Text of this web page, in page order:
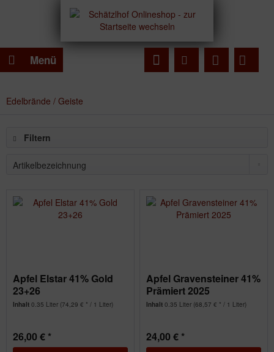
Menü
Edelbrände / Geiste
Filtern
Apfel Elstar 41% Gold
23+26
Inhalt0.35 Liter (74,29 € * / 1 Liter)
26,00 € *
Apfel Gravensteiner 41%
Prämiert 2025
Inhalt0.35 Liter (68,57 € * / 1 Liter)
24,00 € *